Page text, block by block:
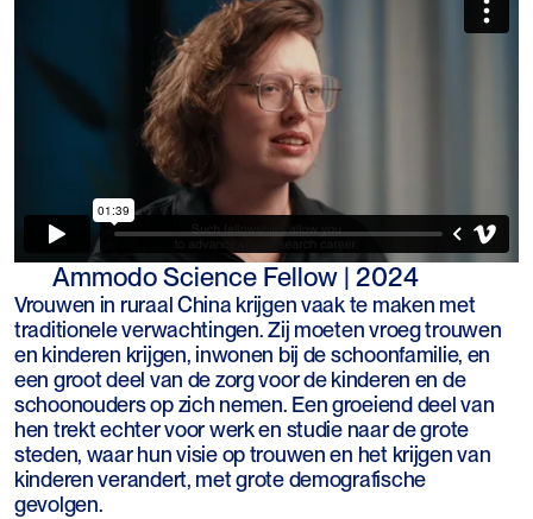
Ammodo Science Fellow | 2024
Vrouwen in ruraal China krijgen vaak te maken met
traditionele verwachtingen. Zij moeten vroeg trouwen
en kinderen krijgen, inwonen bij de schoonfamilie, en
een groot deel van de zorg voor de kinderen en de
schoonouders op zich nemen. Een groeiend deel van
hen trekt echter voor werk en studie naar de grote
steden, waar hun visie op trouwen en het krijgen van
kinderen verandert, met grote demografische
gevolgen.